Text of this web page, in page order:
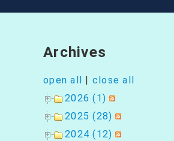
ョ
ン
Archives
open all
close all
2026 (1)
2025 (28)
2024 (12)